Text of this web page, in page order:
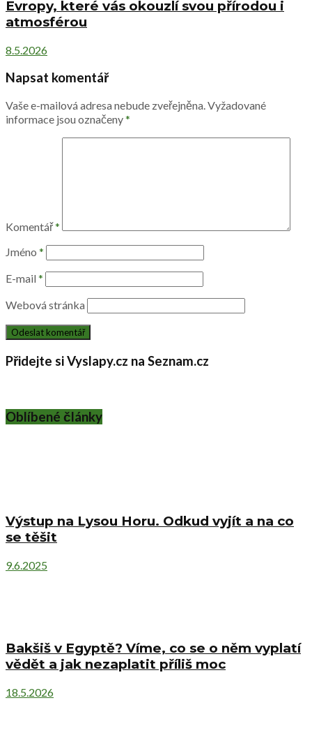
Evropy, které vás okouzlí svou přírodou i
atmosférou
8.5.2026
Napsat komentář
Vaše e-mailová adresa nebude zveřejněna.Vyžadované
informace jsou označeny*
Komentář*
Jméno *
E-mail *
Webová stránka
Přidejte si Vyslapy.cz na Seznam.cz
Oblíbené články
Výstup na Lysou Horu. Odkud vyjít a na co
se těšit
9.6.2025
Bakšiš v Egyptě? Víme, co se o něm vyplatí
vědět a jak nezaplatit příliš moc
18.5.2026